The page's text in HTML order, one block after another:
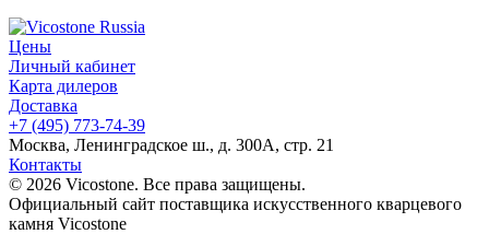
Цены
Личный кабинет
Карта дилеров
Доставка
+7 (495) 773-74-39
Москва, Ленинградское ш., д. 300А, стр. 21
Контакты
© 2026 Vicostone. Все права защищены.
Официальный сайт поставщика искусственного кварцевого
камня Vicostone